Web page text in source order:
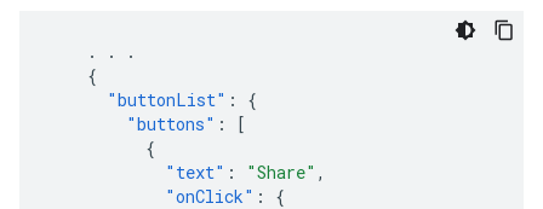
. .
.
{
"buttonList" :
{
"buttons" :
[
{
"text" : "Share" ,
"onClick" : {